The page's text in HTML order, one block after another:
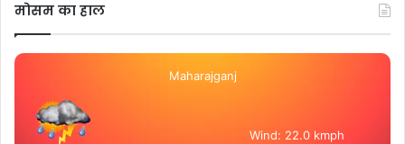
मोसम का हाल
Maharajganj
Wind: 22.0 kmph